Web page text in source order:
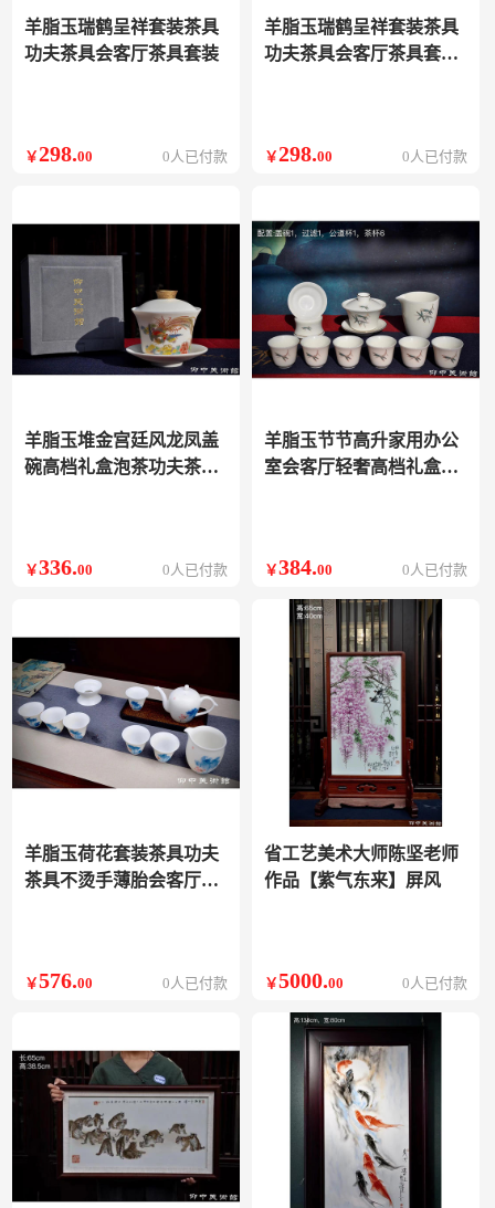
羊脂玉瑞鹤呈祥套装茶具
功夫茶具会客厅茶具套装
￥298.00 0人已付款
羊脂玉瑞鹤呈祥套装茶具
功夫茶具会客厅茶具套装
￥298.00 0人已付款
羊脂玉堆金宫廷风龙凤盖
碗高档礼盒泡茶功夫茶具
￥336.00 0人已付款
羊脂玉节节高升家用办公
室会客厅轻奢高档礼盒送
￥384.00 0人已付款
羊脂玉荷花套装茶具功夫
茶具不烫手薄胎会客厅茶
￥576.00 0人已付款
省工艺美术大师陈坚老师
作品【紫气东来】屏风
￥5000.00 0人已付款